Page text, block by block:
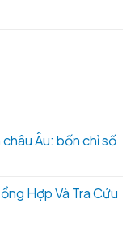
Âu: bốn chỉ số
Hợp Và Tra Cứu